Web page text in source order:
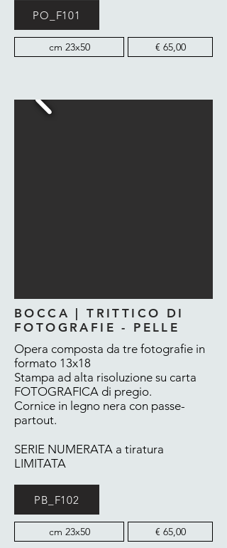
PO_F101
cm 23x50 € 65,00
BOCCA | TRITTICO DI
FOTOGRAFIE - PELLE
Opera composta da tre fotografie in
formato 13x18
Stampa ad alta risoluzione su carta
FOTOGRAFICA di pregio.
Cornice in legno nera con passe-
partout.
SERIE NUMERATA a tiratura
LIMITATA
PB_F102
cm 23x50 € 65,00